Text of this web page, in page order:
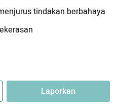
tindakan berbahaya
Laporkan